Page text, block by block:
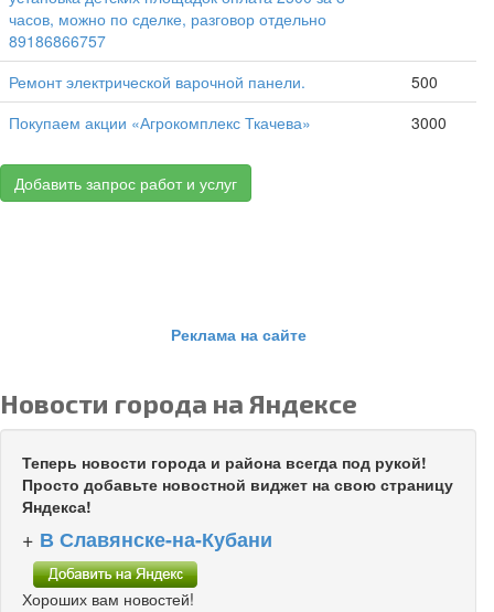
часов, можно по сделке, разговор отдельно
89186866757
Ремонт электрической варочной панели.
500
Покупаем акции «Агрокомплекс Ткачева»
3000
Добавить запрос работ и услуг
Реклама на сайте
Новости города на Яндексе
Теперь новости города и района всегда под рукой!
Просто добавьте новостной виджет на свою страницу
Яндекса!
+ В Славянске-на-Кубани
Хороших вам новостей!